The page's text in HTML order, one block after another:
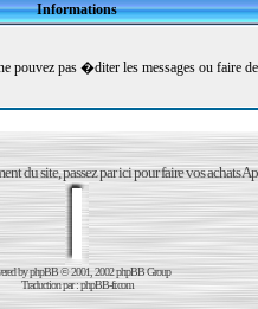
Informations
pouvez pas �diter les messages ou faire
du site, passez par ici pour faire vos achats
byphpBB© 2001, 2002 phpBB Group
Traduction par :phpBB-fr.com